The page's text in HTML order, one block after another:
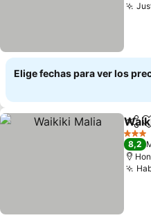
Elige fechas para ver los
3
8,2